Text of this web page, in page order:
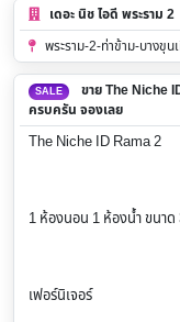
เดอะ นิช ไอดี พระราม 2
พระราม-2-ท่าข้าม-บางขุน
SALE
ขาย The Niche
ครบครัน จองเลย
The Niche ID Rama 2
1 ห้องนอน 1 ห้องน้ำ ขนาด
เฟอร์นิเจอร์